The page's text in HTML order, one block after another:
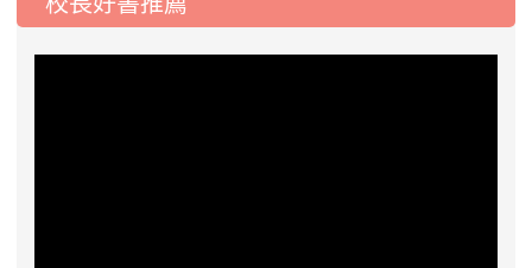
工車輛臨停」一案，請各位用路人留意
2026-07-17
公告
公告-115年桃園市運動會國小